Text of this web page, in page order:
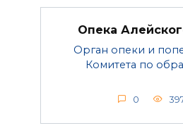
Опека
Орган опеки и
Комитета по
0